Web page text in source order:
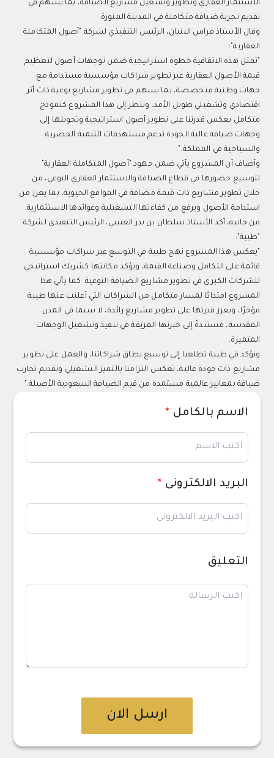
الاستثمار العقاري وتطوير وتشغيل مشاريع الضيافة، بما يسهم في
تقديم تجربة ضيافة متكاملة في المدينة المنورة.
وقال الأستاذ فراس البنيان، الرئيس التنفيذي لشركة "أصول المتكاملة
العقارية":
"تمثل هذه الاتفاقية خطوة استراتيجية ضمن توجهات أصول لتعظيم
قيمة الأصول العقارية عبر تطوير شراكات مؤسسية مستدامة مع
جهات وطنية متخصصة، بما يسهم في تطوير مشاريع نوعية ذات أثر
اقتصادي وتشغيلي طويل الأمد. وننظر إلى هذا المشروع كنموذج
متكامل يعكس قدرتنا على تطوير أصول استراتيجية وتحويلها إلى
وجهات ضيافة عالية الجودة تدعم مستهدفات التنمية الحضرية
والسياحية في المملكة."
وأضاف أن المشروع يأتي ضمن جهود "أصول المتكاملة العقارية"
لتوسيع حضورها في قطاع الضيافة والاستثمار العقاري النوعي، من
خلال تطوير مشاريع ذات قيمة مضافة في المواقع الحيوية، بما يعزز من
استدامة الأصول ويرفع من كفاءتها التشغيلية وعوائدها الاستثمارية.
من جانبه، أكد الأستاذ سلطان بن بدر العتيبي، الرئيس التنفيذي لشركة
"طيبة":
"يعكس هذا المشروع نهج طيبة في التوسع عبر شراكات مؤسسية
قائمة على التكامل وصناعة القيمة، ويؤكد مكانتها كشريك استراتيجي
للشركات الكبرى في تطوير مشاريع الضيافة النوعية. كما يأتي هذا
المشروع امتدادًا لمسار متكامل من الشراكات التي أعلنت عنها طيبة
مؤخرًا، ويعزز قدرتها على تطوير مشاريع رائدة، لا سيما في المدن
المقدسة، مستندةً إلى خبرتها العريقة في تنفيذ وتشغيل الوجهات
المتميزة.
ونؤكد في طيبة تطلعنا إلى توسيع نطاق شراكاتنا، والعمل على تطوير
مشاريع ذات جودة عالية، تعكس التزامنا بالتميز التشغيلي وتقديم تجارب
ضيافة بمعايير عالمية مستمدة من قيم الضيافة السعودية الأصيلة."
الاسم بالكامل *
البريد الالكترونى *
التعليق
ارسل الان